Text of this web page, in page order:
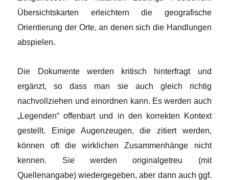
Übersichtskarten erleichtern die geografische
Orientierung der Orte, an denen sich die Handlungen
abspielen.
Die Dokumente werden kritisch hinterfragt und
ergänzt, so dass man sie auch gleich richtig
nachvollziehen und einordnen kann. Es werden auch
„Legenden“ offenbart und in den korrekten Kontext
gestellt. Einige Augenzeugen, die zitiert werden,
können oft die wirklichen Zusammenhänge nicht
kennen. Sie werden originalgetreu (mit
Quellenangabe) wiedergegeben, aber dann auch ggf.